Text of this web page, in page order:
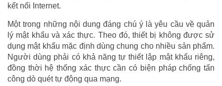
kết nối Internet.
Một trong những nội dung đáng chú ý là yêu cầu về quản
lý mật khẩu và xác thực. Theo đó, thiết bị không được sử
dụng mật khẩu mặc định dùng chung cho nhiều sản phẩm.
Người dùng phải có khả năng tự thiết lập mật khẩu riêng,
đồng thời hệ thống xác thực cần có biện pháp chống tấn
công dò quét tự động qua mạng.